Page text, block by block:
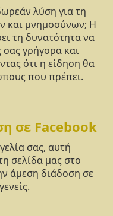
λύση για τη
και μνημοσύνων; Η
τη δυνατότητα να
σας γρήγορα και
ότι η είδηση θα
που πρέπει.
σε Facebook
σας, αυτή
σελίδα μας στο
άμεση διάδοση σε